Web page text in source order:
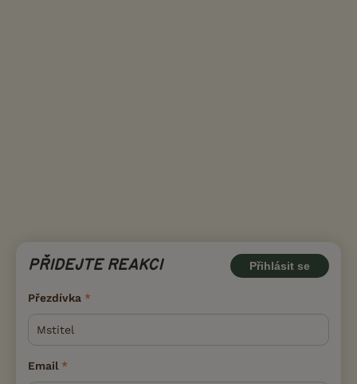
PŘIDEJTE REAKCI Přihlásit se
Přezdívka
Email